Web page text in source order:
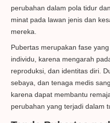
perubahan dalam pola tidur
minat pada lawan jenis dan
mereka.
Pubertas merupakan fase
individu, karena mengarah
reproduksi, dan identitas diri.
sebaya, dan tenaga medis
karena dapat membantu
perubahan yang terjadi dalam